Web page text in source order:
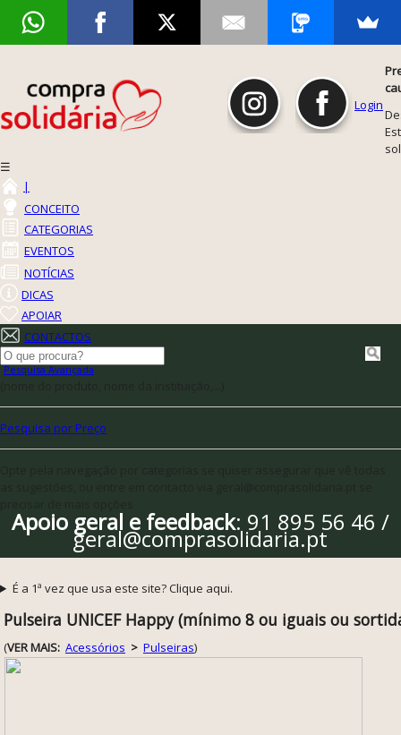
Login
☰
|
CONCEITO
CATEGORIAS
EVENTOS
NOTÍCIAS
DICAS
APOIAR
CONTACTOS
Pesquisa Avançada
Pesquisa por Preço
Apoio geral e feedback: 91 895 56 46 /
geral@comprasolidaria.pt
É a 1ª vez que usa este site? Clique aqui.
Pulseira UNICEF Happy (mínimo 8 ou iguais ou
(VER MAIS: Acessórios > Pulseiras)